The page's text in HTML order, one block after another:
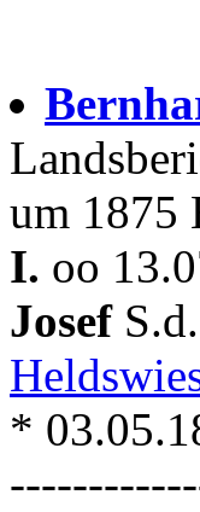
um 1875
I. oo
Josef S.d.
*